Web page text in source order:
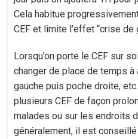
Cela habitue
CEF et limite l’effet “crise de
Lorsqu’on porte le CEF sur
changer de place de temps à
gauche puis poche droite,
plusieurs CEF de façon
malades ou sur les endroits
généralement, il est conseillé